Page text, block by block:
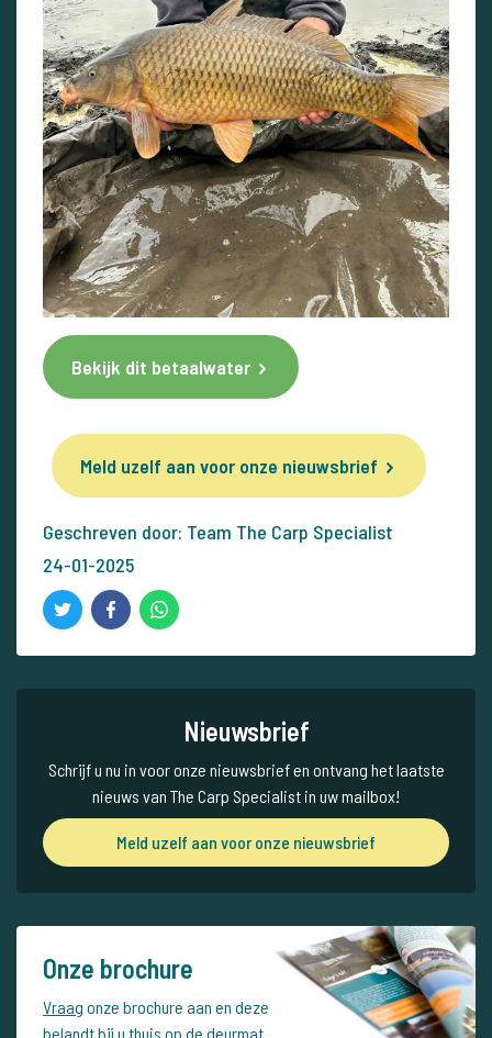
Bekijk dit betaalwater
Meld uzelf aan voor onze nieuwsbrief
Geschreven door: Team The Carp Specialist
24-01-2025
Nieuwsbrief
Schrijf u nu in voor onze nieuwsbrief en ontvang het laatste
nieuws van The Carp Specialist in uw mailbox!
Meld uzelf aan voor onze nieuwsbrief
Onze brochure
Vraag onze brochure aan en deze
belandt bij u thuis op de deurmat.